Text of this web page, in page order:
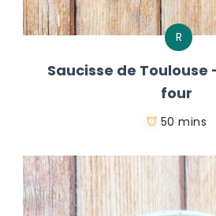
R
Saucisse de Toulouse
four
50 mins